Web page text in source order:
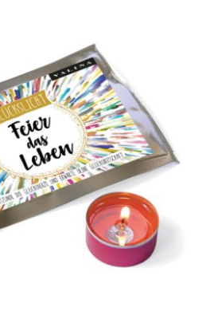
WÄHLEN DIESES
PRODUKT
WEIST
MEHRERE
VARIANTEN
AUF.
DIE
OPTIONEN
KÖNNEN
/